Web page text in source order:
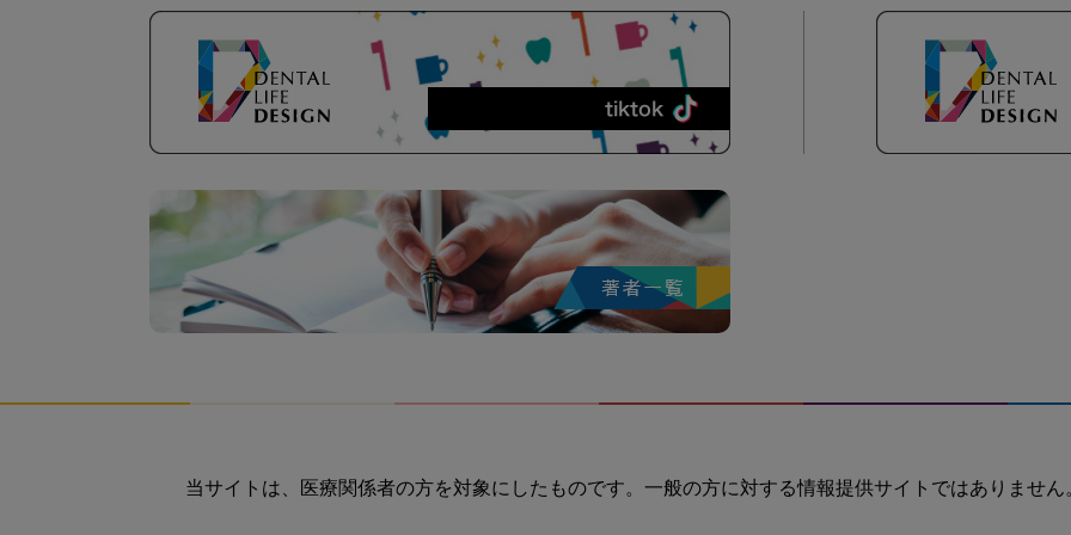
当サイトは、医療関係者の方を対象にしたものです。一般の方に対する情報提供サイトではありません